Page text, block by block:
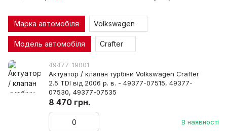
Марка автомобіля Volkswagen
Модель автомобіля Crafter
49477-19001
Актуатор / клапан турбіни Volkswagen Crafter
2.5 TDI від 2006 р. в. - 49377-07515, 49377-
07530, 49377-07535
В наявності
8 470 грн.